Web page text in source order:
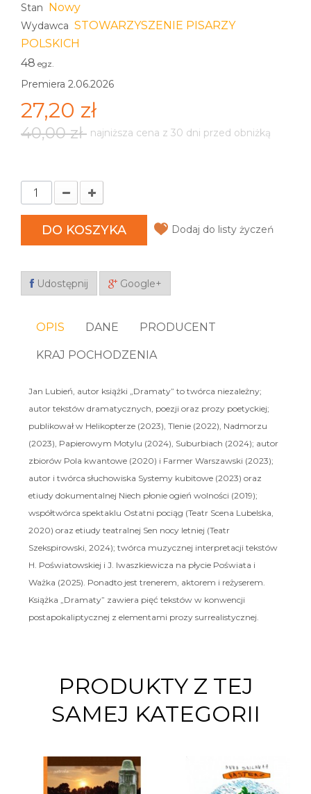
Stan Nowy
Wydawca STOWARZYSZENIE PISARZY
POLSKICH
48 egz.
Premiera 2.06.2026
27,20 zł
40,00 zł najniższa cena z 30 dni przed obniżką
DO KOSZYKA Dodaj do listy życzeń
Udostępnij Google+
OPIS DANE PRODUCENT
KRAJ POCHODZENIA
Jan Lubień, autor książki „Dramaty” to twórca niezależny;
autor tekstów dramatycznych, poezji oraz prozy poetyckiej;
publikował w Helikopterze (2023), Tlenie (2022), Nadmorzu
(2023), Papierowym Motylu (2024), Suburbiach (2024); autor
zbiorów Pola kwantowe (2020) i Farmer Warszawski (2023);
autor i twórca słuchowiska Systemy kubitowe (2023) oraz
etiudy dokumentalnej Niech płonie ogień wolności (2019);
współtwórca spektaklu Ostatni pociąg (Teatr Scena Lubelska,
2020) oraz etiudy teatralnej Sen nocy letniej (Teatr
Szekspirowski, 2024); twórca muzycznej interpretacji tekstów
H. Poświatowskiej i J. Iwaszkiewicza na płycie Poświata i
Ważka (2025). Ponadto jest trenerem, aktorem i reżyserem.
Książka „Dramaty” zawiera pięć tekstów w konwencji
postapokaliptycznej z elementami prozy surrealistycznej.
PRODUKTY Z TEJ
SAMEJ KATEGORII